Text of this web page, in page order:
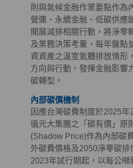
則與氣候金融作業要點作為
營運、永續金融、低碳供應
開展減排相關行動，將淨零
及業務決策考量，每年盤點
資資產之溫室氣體排放情形
方向與行動，發揮金融影響
碳轉型。
內部碳價機制
因應台灣碳費制度於2025
循元大集團之「碳有價」原
(Shadow Price)作為內部碳
外碳費價格及2050淨零碳排
2023年試行期起，以每公噸